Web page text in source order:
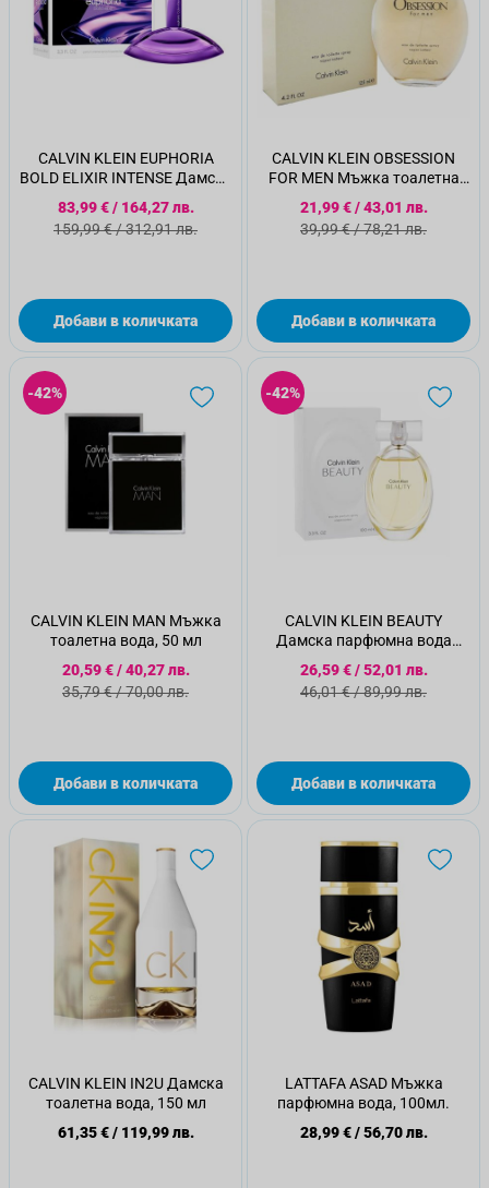
CALVIN KLEIN EUPHORIA
BOLD ELIXIR INTENSE Дамска
парфюмна вода, 100мл.
Специална цена
83,99 €/ 164,27 лв.
Стандартна цена
159,99 €/312,91 лв.
Добави в количката
CALVIN KLEIN OBSESSION
FOR MEN Мъжка тоалетна
вода,125мл
Специална цена
21,99 €/43,01 лв.
Стандартна цена
39,99 €/78,21 лв.
Добави в количката
-42%
CALVIN KLEIN MAN Мъжка
тоалетна вода, 50 мл
Специална цена
20,59 €/40,27 лв.
Стандартна цена
35,79 €/70,00 лв.
Добави в количката
-42%
CALVIN KLEIN BEAUTY
Дамска парфюмна вода
100мл
Специална цена
26,59 €/52,01 лв.
Стандартна цена
46,01 €/89,99 лв.
Добави в количката
CALVIN KLEIN IN2U Дамска
тоалетна вода, 150 мл
61,35 €/ 119,99 лв.
LATTAFA ASAD Мъжка
парфюмна вода, 100мл.
28,99 €/56,70 лв.